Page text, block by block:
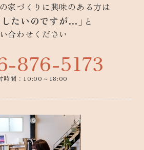
家づくりに興味のある方は
したいのですが…」 と
合わせください
876-5173
時間：10:00～18:00